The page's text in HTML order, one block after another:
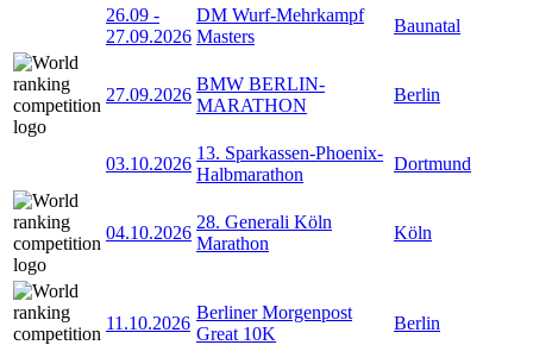
26.09 -
27.09.2026
DM Wurf-Mehrkampf
Masters
Baunatal
27.09.2026
BMW BERLIN-
MARATHON
Berlin
03.10.2026
13. Sparkassen-Phoenix-
Halbmarathon
Dortmund
04.10.2026
28. Generali Köln
Marathon
Köln
11.10.2026
Berliner Morgenpost
Great 10K
Berlin